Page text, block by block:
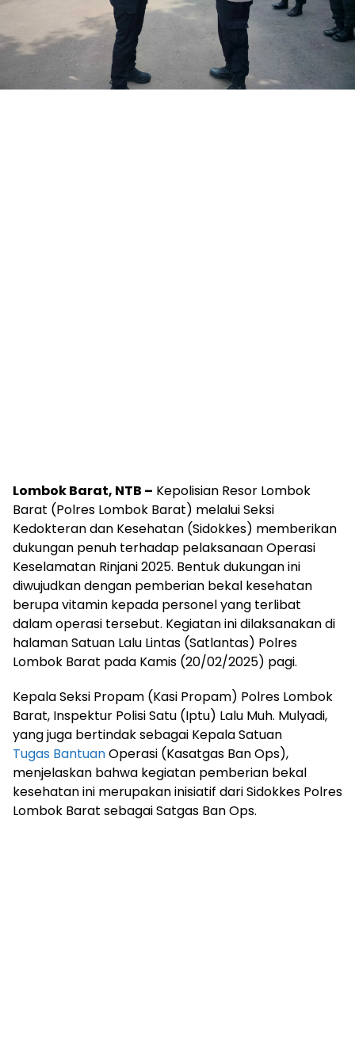
Lombok Barat, NTB – Kepolisian Resor Lombok
Barat (Polres Lombok Barat) melalui Seksi
Kedokteran dan Kesehatan (Sidokkes) memberikan
dukungan penuh terhadap pelaksanaan Operasi
Keselamatan Rinjani 2025. Bentuk dukungan ini
diwujudkan dengan pemberian bekal kesehatan
berupa vitamin kepada personel yang terlibat
dalam operasi tersebut. Kegiatan ini dilaksanakan di
halaman Satuan Lalu Lintas (Satlantas) Polres
Lombok Barat pada Kamis (20/02/2025) pagi.
Kepala Seksi Propam (Kasi Propam) Polres Lombok
Barat, Inspektur Polisi Satu (Iptu) Lalu Muh. Mulyadi,
yang juga bertindak sebagai Kepala Satuan
Tugas BantuanOperasi (Kasatgas Ban Ops),
menjelaskan bahwa kegiatan pemberian bekal
kesehatan ini merupakan inisiatif dari Sidokkes Polres
Lombok Barat sebagai Satgas Ban Ops.